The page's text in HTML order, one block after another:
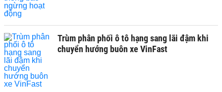
Trùm phân phối ô tô hạng sang lãi đậm khi
chuyển hướng buôn xe VinFast